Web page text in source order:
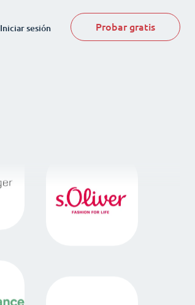
Iniciar sesión Probar gratis